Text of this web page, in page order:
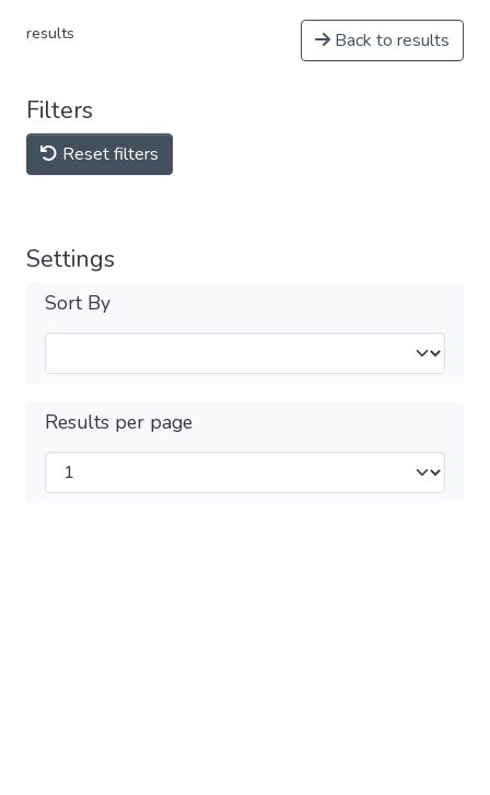
results Back to results
Filters
Reset filters
Settings
Sort By
Results per page